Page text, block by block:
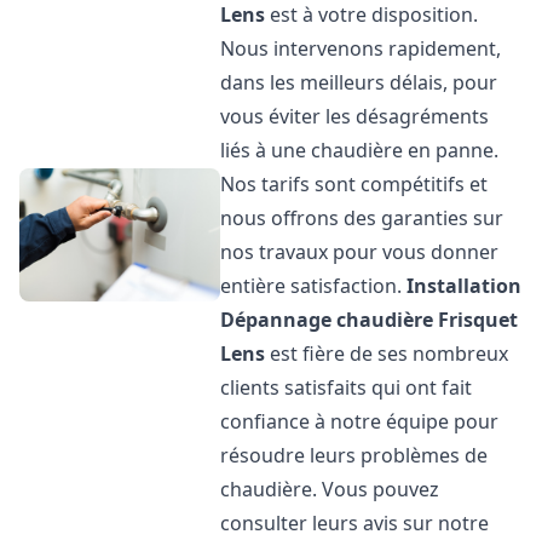
Lens est à votre disposition.
Nous intervenons rapidement,
dans les meilleurs délais, pour
vous éviter les désagréments
liés à une chaudière en panne.
Nos tarifs sont compétitifs et
nous offrons des garanties sur
nos travaux pour vous donner
entière satisfaction.Installation
Dépannage chaudière Frisquet
Lens est fière de ses nombreux
clients satisfaits qui ont fait
confiance à notre équipe pour
résoudre leurs problèmes de
chaudière. Vous pouvez
consulter leurs avis sur notre